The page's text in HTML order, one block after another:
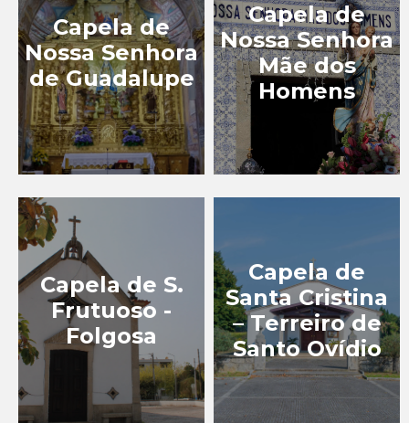
PERCURSOS NA MAIA
TURISMO DE LAZER
TURISMO DE NATUREZA
TURISMO
GASTRONÓMICO
EVENTOS
BLOG
Capela de
Nossa Senhora
de Guadalupe
Capela de
Nossa Senhora
Mãe dos
Homens
Capela de S.
Frutuoso -
Folgosa
Capela de
Santa Cristina
– Terreiro de
Santo Ovídio